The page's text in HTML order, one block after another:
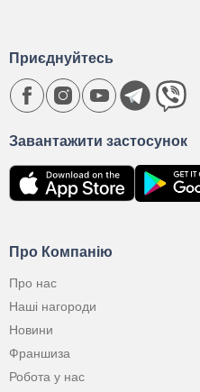
Про Компанію
Про нас
Наші нагороди
Новини
Франшиза
Робота у нас
Завантажити застосунок
Приєднуйтесь